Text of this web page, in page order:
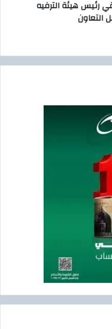
رئيس هيئة الترفيه
التعاون